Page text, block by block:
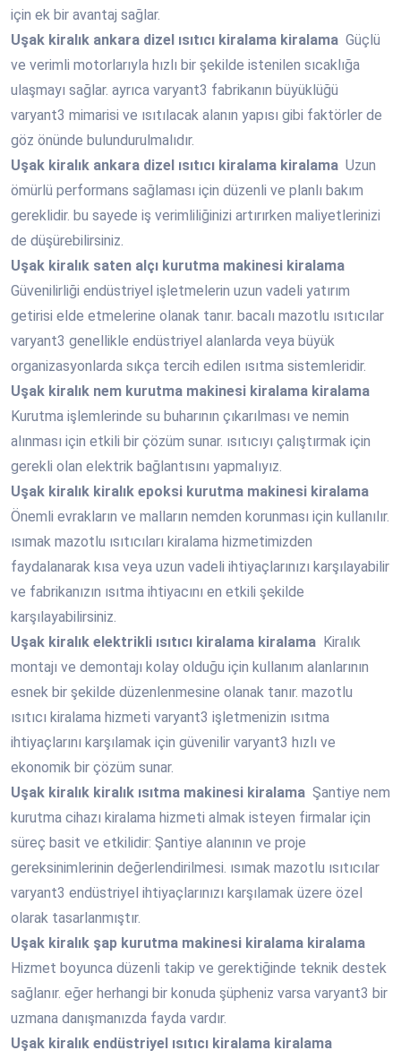
için ek bir avantaj sağlar.
Uşak kiralık ankara dizel ısıtıcı kiralama kiralama Güçlü
ve verimli motorlarıyla hızlı bir şekilde istenilen sıcaklığa
ulaşmayı sağlar. ayrıca varyant3 fabrikanın büyüklüğü
varyant3 mimarisi ve ısıtılacak alanın yapısı gibi faktörler de
göz önünde bulundurulmalıdır.
Uşak kiralık ankara dizel ısıtıcı kiralama kiralama Uzun
ömürlü performans sağlaması için düzenli ve planlı bakım
gereklidir. bu sayede iş verimliliğinizi artırırken maliyetlerinizi
de düşürebilirsiniz.
Uşak kiralık saten alçı kurutma makinesi kiralama
Güvenilirliği endüstriyel işletmelerin uzun vadeli yatırım
getirisi elde etmelerine olanak tanır. bacalı mazotlu ısıtıcılar
varyant3 genellikle endüstriyel alanlarda veya büyük
organizasyonlarda sıkça tercih edilen ısıtma sistemleridir.
Uşak kiralık nem kurutma makinesi kiralama kiralama
Kurutma işlemlerinde su buharının çıkarılması ve nemin
alınması için etkili bir çözüm sunar. ısıtıcıyı çalıştırmak için
gerekli olan elektrik bağlantısını yapmalıyız.
Uşak kiralık kiralık epoksi kurutma makinesi kiralama
Önemli evrakların ve malların nemden korunması için kullanılır.
ısımak mazotlu ısıtıcıları kiralama hizmetimizden
faydalanarak kısa veya uzun vadeli ihtiyaçlarınızı karşılayabilir
ve fabrikanızın ısıtma ihtiyacını en etkili şekilde
karşılayabilirsiniz.
Uşak kiralık elektrikli ısıtıcı kiralama kiralama Kiralık
montajı ve demontajı kolay olduğu için kullanım alanlarının
esnek bir şekilde düzenlenmesine olanak tanır. mazotlu
ısıtıcı kiralama hizmeti varyant3 işletmenizin ısıtma
ihtiyaçlarını karşılamak için güvenilir varyant3 hızlı ve
ekonomik bir çözüm sunar.
Uşak kiralık kiralık ısıtma makinesi kiralama Şantiye nem
kurutma cihazı kiralama hizmeti almak isteyen firmalar için
süreç basit ve etkilidir: Şantiye alanının ve proje
gereksinimlerinin değerlendirilmesi. ısımak mazotlu ısıtıcılar
varyant3 endüstriyel ihtiyaçlarınızı karşılamak üzere özel
olarak tasarlanmıştır.
Uşak kiralık şap kurutma makinesi kiralama kiralama
Hizmet boyunca düzenli takip ve gerektiğinde teknik destek
sağlanır. eğer herhangi bir konuda şüpheniz varsa varyant3 bir
uzmana danışmanızda fayda vardır.
Uşak kiralık endüstriyel ısıtıcı kiralama kiralama